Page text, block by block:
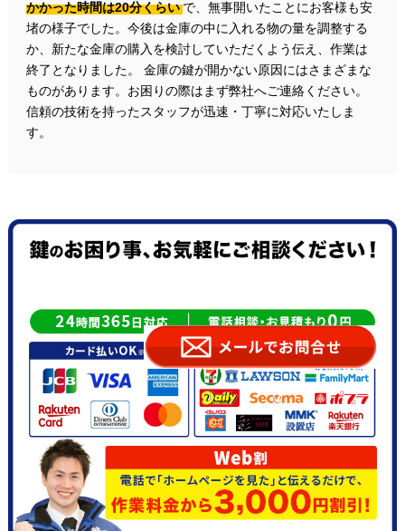
かかった時間は20分くらいで、無事開いたことにお客様も安
堵の様子でした。今後は金庫の中に入れる物の量を調整する
か、新たな金庫の購入を検討していただくよう伝え、作業は
終了となりました。 金庫の鍵が開かない原因にはさまざまな
ものがあります。お困りの際はまず弊社へご連絡ください。
信頼の技術を持ったスタッフが迅速・丁寧に対応いたしま
す。